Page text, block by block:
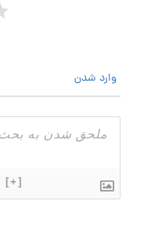
وارد شدن
[+]